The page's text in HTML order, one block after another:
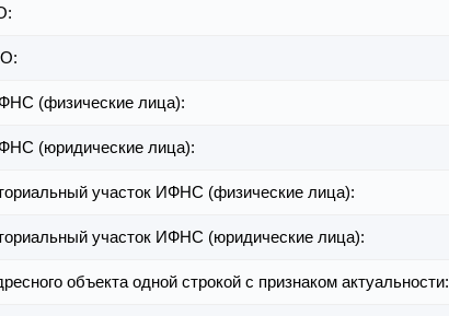
(физические лица):
(юридические лица):
участок ИФНС (физические лица):
участок ИФНС (юридические лица):
объекта одной строкой с признаком актуальности: